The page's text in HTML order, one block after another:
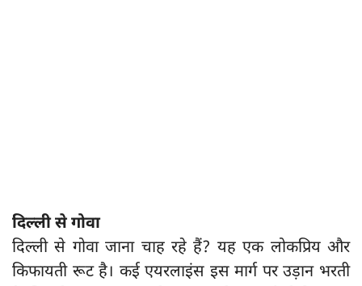
दिल्ली से गोवा
दिल्ली से गोवा जाना चाह रहे हैं? यह एक लोकप्रिय और
किफायती रूट है। कई एयरलाइंस इस मार्ग पर उड़ान भरती